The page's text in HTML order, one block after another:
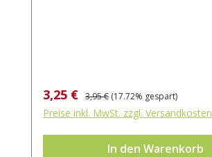
Verkaufspreis:
3,25 € Regulärer Preis:
3,95 € (17.72% gespart)
Preise inkl. MwSt. zzgl. Versandkosten
In den Warenkorb